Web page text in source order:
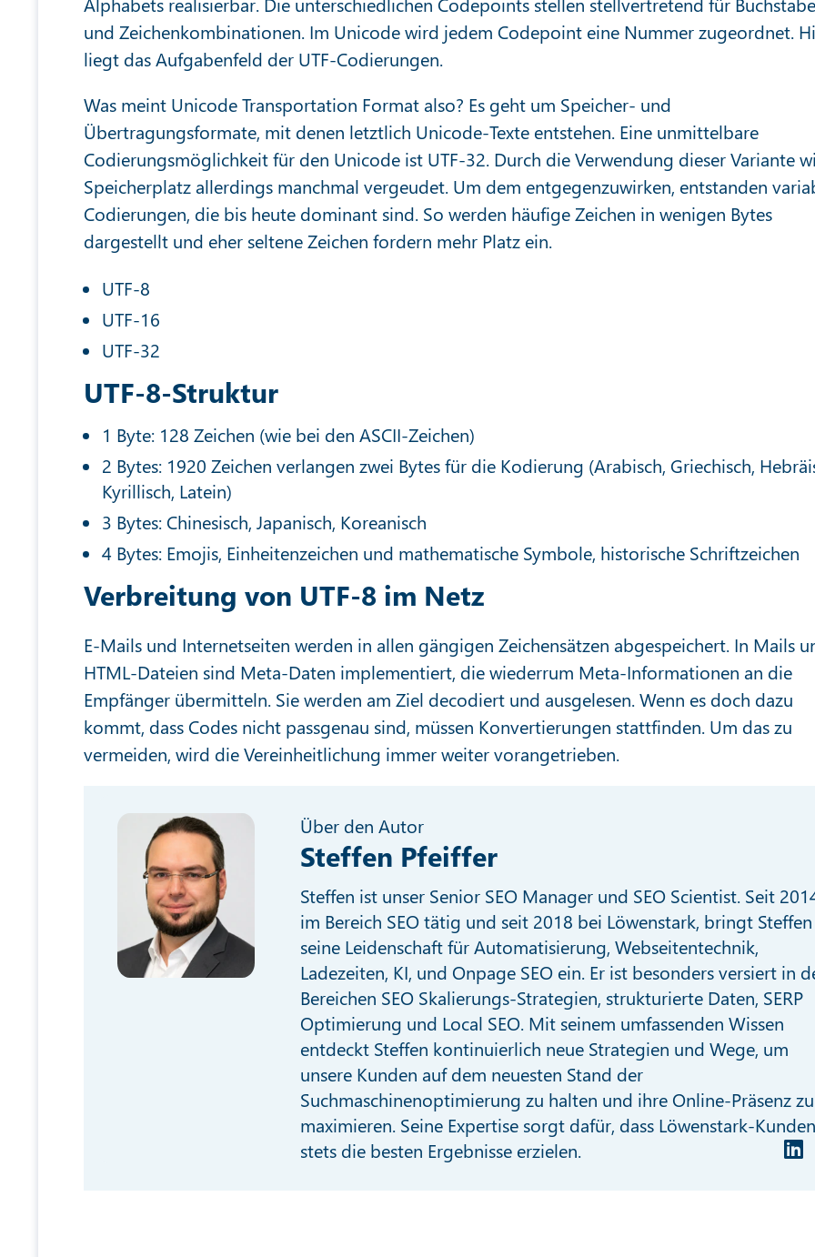
und Zeichenkombinationen. Im Unicode wird jedem Codepoint eine Nummer zugeordnet.
liegt das Aufgabenfeld der UTF-Codierungen.
Was meint Unicode Transportation Format also? Es geht um Speicher- und
Übertragungsformate, mit denen letztlich Unicode-Texte entstehen. Eine unmittelbare
Codierungsmöglichkeit für den Unicode ist UTF-32. Durch die Verwendung dieser Variante
Speicherplatz allerdings manchmal vergeudet. Um dem entgegenzuwirken, entstanden
Codierungen, die bis heute dominant sind. So werden häufige Zeichen in wenigen Bytes
dargestellt und eher seltene Zeichen fordern mehr Platz ein.
UTF-8
UTF-16
UTF-32
UTF-8-Struktur
1 Byte: 128 Zeichen (wie bei den ASCII-Zeichen)
2 Bytes: 1920 Zeichen verlangen zwei Bytes für die Kodierung (Arabisch, Griechisch,
Kyrillisch, Latein)
3 Bytes: Chinesisch, Japanisch, Koreanisch
4 Bytes: Emojis, Einheitenzeichen und mathematische Symbole, historische Schriftzeichen
Verbreitung von UTF-8 im Netz
E-Mails und Internetseiten werden in allen gängigen Zeichensätzen abgespeichert. In Mails
HTML-Dateien sind Meta-Daten implementiert, die wiederrum Meta-Informationen an die
Empfänger übermitteln. Sie werden am Ziel decodiert und ausgelesen. Wenn es doch dazu
kommt, dass Codes nicht passgenau sind, müssen Konvertierungen stattfinden. Um das zu
vermeiden, wird die Vereinheitlichung immer weiter vorangetrieben.
Über den Autor
Steffen Pfeiffer
Steffen ist unser Senior SEO Manager und SEO Scientist. Seit
im Bereich SEO tätig und seit 2018 bei Löwenstark, bringt Steffen
seine Leidenschaft für Automatisierung, Webseitentechnik,
Ladezeiten, KI, und Onpage SEO ein. Er ist besonders versiert in
Bereichen SEO Skalierungs-Strategien, strukturierte Daten, SERP
Optimierung und Local SEO. Mit seinem umfassenden Wissen
entdeckt Steffen kontinuierlich neue Strategien und Wege, um
unsere Kunden auf dem neuesten Stand der
Suchmaschinenoptimierung zu halten und ihre Online-Präsenz zu
maximieren. Seine Expertise sorgt dafür, dass Löwenstark-Kunden
stets die besten Ergebnisse erzielen.